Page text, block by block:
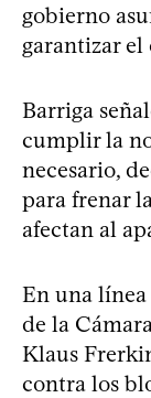
gobierno
garantizar el
Barriga
cumplir la
necesario,
para frenar
afectan al
En una
de la
Klaus
contra los